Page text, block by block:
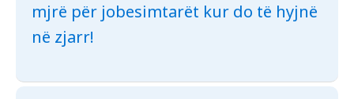
mjrë për jobesimtarët kur do të hyjnë
në zjarr!